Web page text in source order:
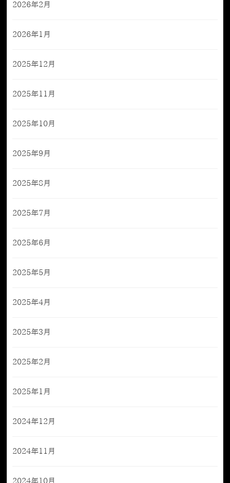
2026年2月
2026年1月
2025年12月
2025年11月
2025年10月
2025年9月
2025年8月
2025年7月
2025年6月
2025年5月
2025年4月
2025年3月
2025年2月
2025年1月
2024年12月
2024年11月